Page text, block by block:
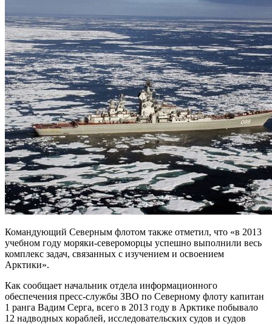
Командующий Северным флотом также отметил, что «в 2013
учебном году моряки-североморцы успешно выполнили весь
комплекс задач, связанных с изучением и освоением
Арктики».
Как сообщает начальник отдела информационного
обеспечения пресс-службы ЗВО по Северному флоту капитан
1 ранга Вадим Серга, всего в 2013 году в Арктике побывало
12 надводных кораблей, исследовательских судов и судов